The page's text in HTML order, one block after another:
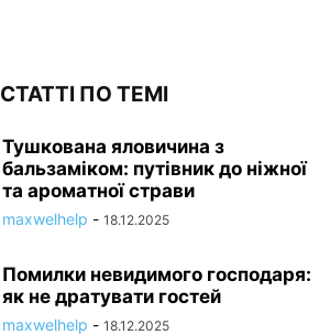
СТАТТІ ПО ТЕМІ
Тушкована яловичина з
бальзаміком: путівник до ніжної
та ароматної страви
maxwelhelp - 18.12.2025
Помилки невидимого господаря:
як не дратувати гостей
maxwelhelp - 18.12.2025